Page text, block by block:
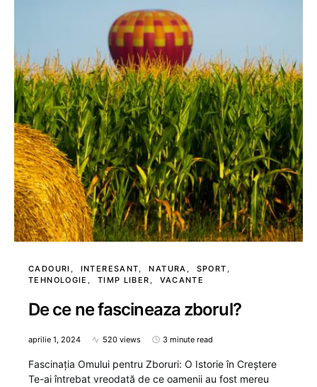
CADOURI INTERESANT NATURA
SPORT
TEHNOLOGIE
TIMP LIBER VACANTE
De ce ne fascineaza zborul?
aprilie 1, 2024 520 views 3 minute read
Fascinația Omului pentru Zboruri: O Istorie în Creștere
Te-ai întrebat vreodată de ce oamenii au fost mereu